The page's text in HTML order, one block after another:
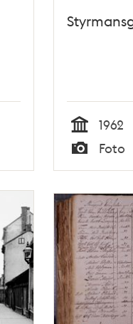
Tid
1962
Foto